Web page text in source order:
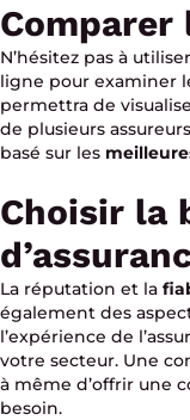
N’hésitez pas à
ligne pour examiner
permettra de
de plusieurs
basé sur les
Choisir la
La réputation et la
également des
l’expérience de
votre secteur. Une
à même d’offrir une
besoin.